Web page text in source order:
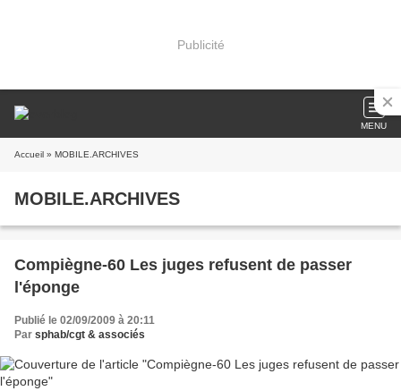
Publicité
MENU
Accueil » MOBILE.ARCHIVES
MOBILE.ARCHIVES
Compiègne-60 Les juges refusent de passer
l'éponge
Publié le 02/09/2009 à 20:11
Par sphab/cgt & associés